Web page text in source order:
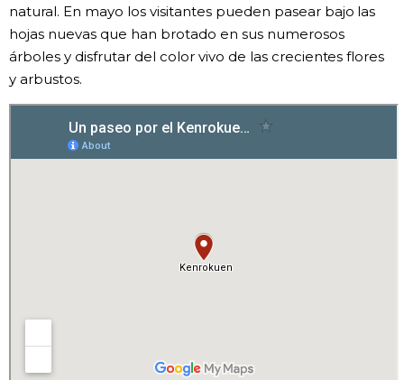
natural. En mayo los visitantes pueden pasear bajo las
hojas nuevas que han brotado en sus numerosos
árboles y disfrutar del color vivo de las crecientes flores
y arbustos.